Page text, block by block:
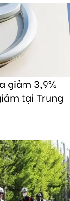
giảm 3,9%
tại Trung